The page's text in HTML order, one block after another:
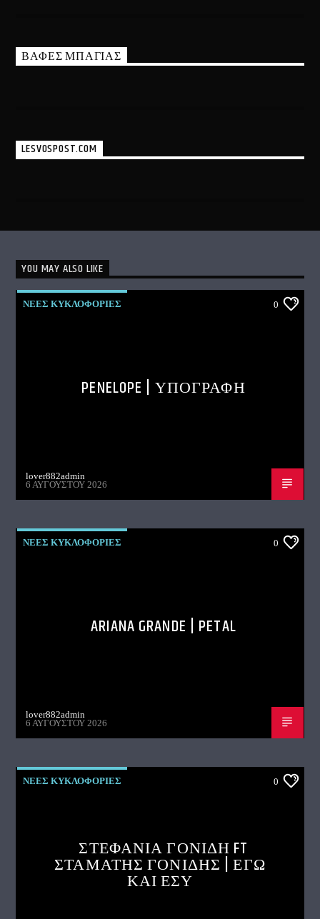
ΒΑΦΕΣ ΜΠΑΓΙΑΣ
LESVOSPOST.COM
YOU MAY ALSO LIKE
ΝΕΕΣ ΚΥΚΛΟΦΟΡΙΕΣ 0
PENELOPE | ΥΠΟΓΡΑΦΗ
lover882admin
6 ΑΥΓΟΎΣΤΟΥ 2026
ΝΕΕΣ ΚΥΚΛΟΦΟΡΙΕΣ 0
ARIANA GRANDE | PETAL
lover882admin
6 ΑΥΓΟΎΣΤΟΥ 2026
ΝΕΕΣ ΚΥΚΛΟΦΟΡΙΕΣ 0
ΣΤΕΦΑΝΙΑ ΓΟΝΙΔΗ FT
ΣΤΑΜΑΤΗΣ ΓΟΝΙΔΗΣ | ΕΓΩ
ΚΑΙ ΕΣΥ